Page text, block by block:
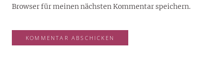
Browser für meinen nächsten Kommentar speichern.